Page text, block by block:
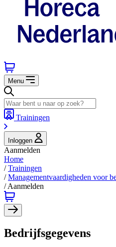
Menu
Trainingen
Inloggen
Aanmelden
Home
/Trainingen
/Managementvaardigheden voor
/Aanmelden
Bedrijfsgegevens